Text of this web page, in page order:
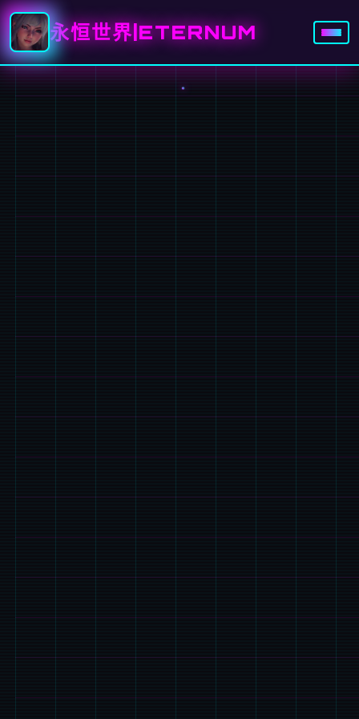
永恒世界|ETERNUM